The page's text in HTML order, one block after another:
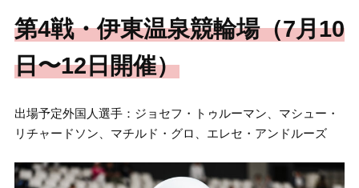
第4戦・伊東温泉競輪場（7月10
日〜12日開催）
出場予定外国人選手：ジョセフ・トゥルーマン、マシュー・
リチャードソン、マチルド・グロ、エレセ・アンドルーズ